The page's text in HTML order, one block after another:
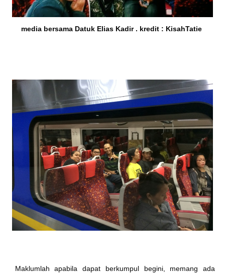
media bersama Datuk Elias Kadir . kredit : KisahTatie
Maklumlah apabila dapat berkumpul begini, memang ada